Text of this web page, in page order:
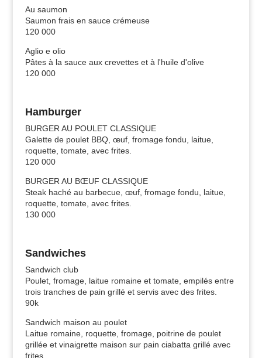
Au saumon
Saumon frais en sauce crémeuse
120 000
Aglio e olio
Pâtes à la sauce aux crevettes et à l'huile d'olive
120 000
Hamburger
BURGER AU POULET CLASSIQUE
Galette de poulet BBQ, œuf, fromage fondu, laitue,
roquette, tomate, avec frites.
120 000
BURGER AU BŒUF CLASSIQUE
Steak haché au barbecue, œuf, fromage fondu, laitue,
roquette, tomate, avec frites.
130 000
Sandwiches
Sandwich club
Poulet, fromage, laitue romaine et tomate, empilés entre
trois tranches de pain grillé et servis avec des frites.
90k
Sandwich maison au poulet
Laitue romaine, roquette, fromage, poitrine de poulet
grillée et vinaigrette maison sur pain ciabatta grillé avec
frites.